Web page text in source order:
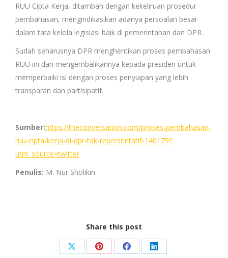
RUU Cipta Kerja, ditambah dengan kekeliruan prosedur
pembahasan, mengindikasikan adanya persoalan besar
dalam tata kelola legislasi baik di pemerintahan dan DPR.
Sudah seharusnya DPR menghentikan proses pembahasan
RUU ini dan mengembalikannya kepada presiden untuk
memperbaiki isi dengan proses penyiapan yang lebih
transparan dan partisipatif.
Sumber:https://theconversation.com/proses-pembahasan-
ruu-cipta-kerja-di-dpr-tak-representatif-140179?
utm_source=twitter
Penulis: M. Nur Sholikin
Share this post
Share Share Share Share